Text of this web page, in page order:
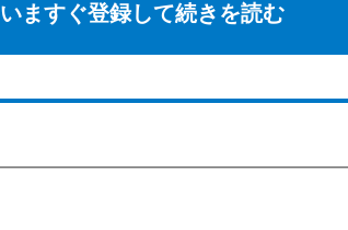
いますぐ登録して続きを読む